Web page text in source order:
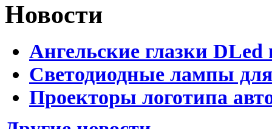
Новости
Ангельские глазки DLed
Светодиодные лампы
Проекторы логотипа